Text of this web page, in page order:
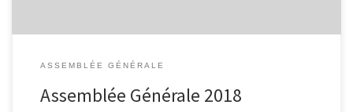
ASSEMBLÉE GÉNÉRALE
Assemblée Générale 2018